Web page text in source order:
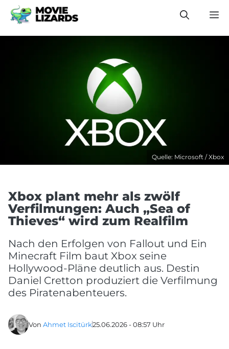
Zum
Inhalt
springen
Quelle: Microsoft / Xbox
Xbox plant mehr als zwölf
Verfilmungen: Auch „Sea of
Thieves“ wird zum Realfilm
Nach den Erfolgen von Fallout und Ein
Minecraft Film baut Xbox seine
Hollywood-Pläne deutlich aus. Destin
Daniel Cretton produziert die Verfilmung
des Piratenabenteuers.
Von Ahmet Iscitürk25.06.2026 - 08:57 Uhr